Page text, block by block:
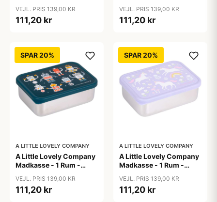
Jungle
VEJL. PRIS 139,00 KR
111,20 kr
Princesses
VEJL. PRIS 139,00 KR
111,20 kr
SPAR 20%
A LITTLE LOVELY COMPANY
A Little Lovely Company
Madkasse - 1 Rum -
Robots
VEJL. PRIS 139,00 KR
111,20 kr
SPAR 20%
A LITTLE LOVELY COMPANY
A Little Lovely Company
Madkasse - 1 Rum -
Unicorn Dreams
VEJL. PRIS 139,00 KR
111,20 kr